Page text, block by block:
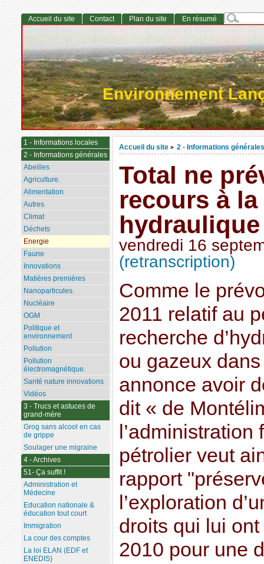
Environnement
Accueil du site > 2 - Informations générales
Total ne
recours à
hydraulique
vendredi 16
(retranscription)
Comme le
2011 relatif au
recherche
ou gazeux dans
annonce avoir
dit « de
pétrolier veut
rapport
l’exploration
droits qui lui
2010 pour une
Accueil du site Contact Plan du site En résumé
1 - Informations locales
2 - Informations générales
Abeilles
Agriculture.
Alimentation
Autres
Climat
Déchets
Energie
Faune
Innovations
Matières premières
Nanoparticules.
Nucléaire
OGM
Politique et
environnement
Pollution
Pollution
électromagnétique.
Santé nature innovations
Vidéos
3 - Trucs et astuces de
grand-mère
Grog sans alcool en cas
de grippe
Soulager une migraine
4 - Archives
51- Ça suffit !
Administration et
Médecine
Education nationale &
éducation tout court
Immigration
La cour des comptes
La loi ELAN (EDF et
ENEDIS)